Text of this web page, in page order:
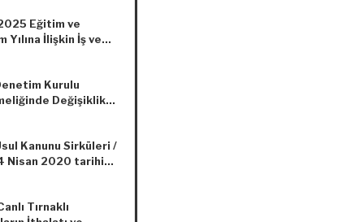
Eğitim ve
Yılına İlişkin İş ve
Kurulu
Değişiklik
Kanunu Sirküleri /
Nisan 2020 tarihine
kadar
Tırnaklı